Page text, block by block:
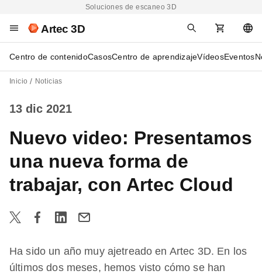
Soluciones de escaneo 3D
Artec 3D
Centro de contenidoCasosCentro de aprendizajeVídeosEventos
Inicio Noticias
13 dic 2021
Nuevo video: Presentamos
una nueva forma de
trabajar, con Artec Cloud
Ha sido un año muy ajetreado en Artec 3D. En los
últimos dos meses, hemos visto cómo se han